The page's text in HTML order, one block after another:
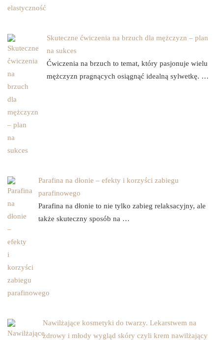
Skuteczne ćwiczenia na brzuch dla mężczyzn – plan
na sukces
Ćwiczenia na brzuch to temat, który pasjonuje wielu
mężczyzn pragnących osiągnąć idealną sylwetkę. …
Parafina na dłonie – efekty i korzyści zabiegu
parafinowego
Parafina na dłonie to nie tylko zabieg relaksacyjny, ale
także skuteczny sposób na …
Nawilżające kosmetyki do twarzy. Lekarstwem na
zdrowy i młody wygląd skóry czyli krem nawilżający